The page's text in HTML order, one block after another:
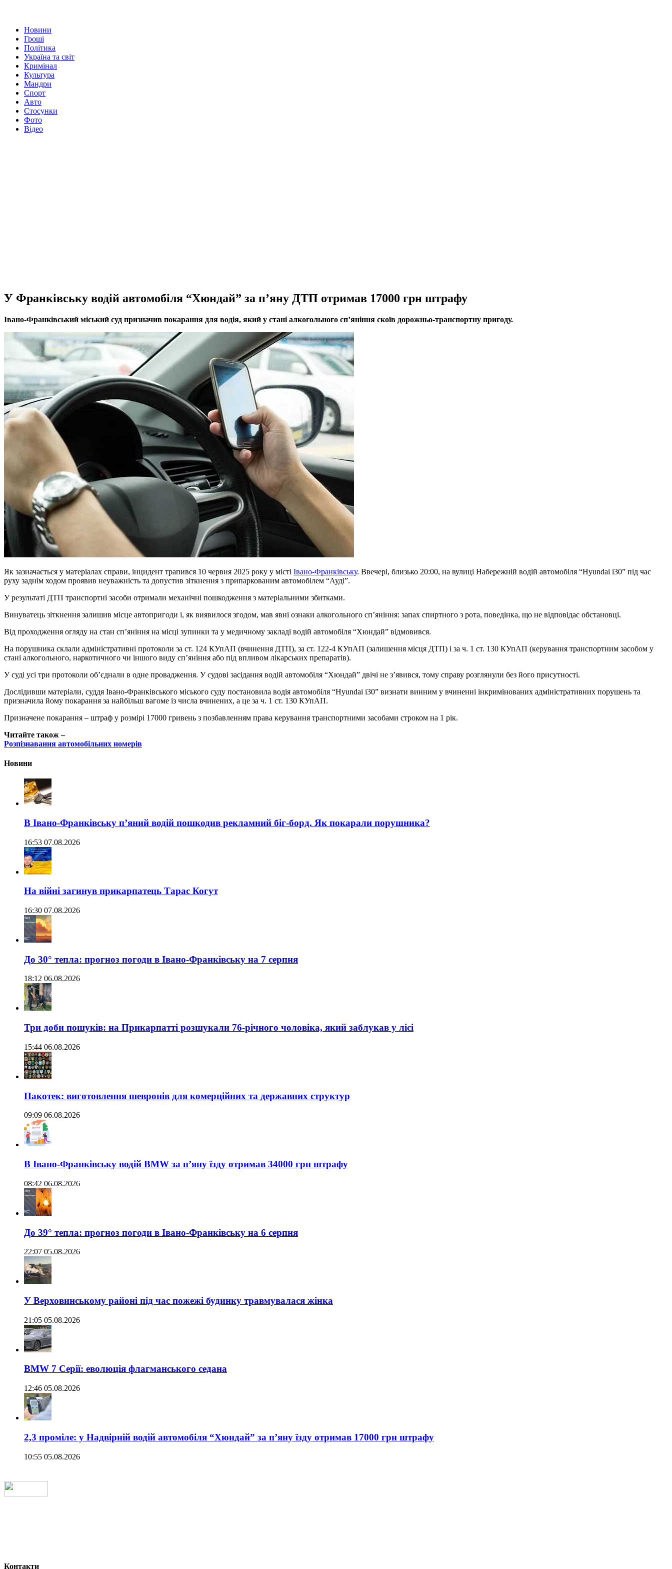
Новини
Гроші
Політика
Україна та світ
Кримінал
Культура
Мандри
Спорт
Авто
Стосунки
Фото
Відео
У Франківську водій автомобіля “Хюндай” за п’яну ДТП отримав 17000 грн штрафу
Івано-Франківський міський суд призначив покарання для водія, який у стані алкогольного сп’яніння скоїв дорожньо-транспортну пригоду.
Як зазначається у матеріалах справи, інцидент трапився 10 червня 2025 року у місті Івано-Франківську. Ввечері, близько 20:00, на вулиці Набережній водій автомобіля “Hyundai i30” під час
руху заднім ходом проявив неуважність та допустив зіткнення з припаркованим автомобілем “Ауді”.
У результаті ДТП транспортні засоби отримали механічні пошкодження з матеріальними збитками.
Винуватець зіткнення залишив місце автопригоди і, як виявилося згодом, мав явні ознаки алкогольного сп’яніння: запах спиртного з рота, поведінка, що не відповідає обстановці.
Від проходження огляду на стан сп’яніння на місці зупинки та у медичному закладі водій автомобіля “Хюндай” відмовився.
На порушника склали адміністративні протоколи за ст. 124 КУпАП (вчинення ДТП), за ст. 122-4 КУпАП (залишення місця ДТП) і за ч. 1 ст. 130 КУпАП (керування транспортним засобом у
стані алкогольного, наркотичного чи іншого виду сп’яніння або під впливом лікарських препаратів).
У суді усі три протоколи об’єднали в одне провадження. У судові засідання водій автомобіля “Хюндай” двічі не з’явився, тому справу розглянули без його присутності.
Дослідивши матеріали, суддя Івано-Франківського міського суду постановила водія автомобіля “Hyundai i30” визнати винним у вчиненні інкримінованих адміністративних порушень та
призначила йому покарання за найбільш вагоме із числа вчинених, а це за ч. 1 ст. 130 КУпАП.
Призначене покарання – штраф у розмірі 17000 гривень з позбавленням права керування транспортними засобами строком на 1 рік.
Читайте також –
Розпізнавання автомобільних номерів
Новини
В Івано-Франківську п’яний водій пошкодив рекламний біг-борд. Як покарали порушника?
16:53 07.08.2026
На війні загинув прикарпатець Тарас Когут
16:30 07.08.2026
До 30° тепла: прогноз погоди в Івано-Франківську на 7 серпня
18:12 06.08.2026
Три доби пошуків: на Прикарпатті розшукали 76-річного чоловіка, який заблукав у лісі
15:44 06.08.2026
Пакотек: виготовлення шевронів для комерційних та державних структур
09:09 06.08.2026
В Івано-Франківську водій BMW за п’яну їзду отримав 34000 грн штрафу
08:42 06.08.2026
До 39° тепла: прогноз погоди в Івано-Франківську на 6 серпня
22:07 05.08.2026
У Верховинському районі під час пожежі будинку травмувалася жінка
21:05 05.08.2026
BMW 7 Серії: еволюція флагманського седана
12:46 05.08.2026
2,3 проміле: у Надвірній водій автомобіля “Хюндай” за п’яну їзду отримав 17000 грн штрафу
10:55 05.08.2026
Контакти